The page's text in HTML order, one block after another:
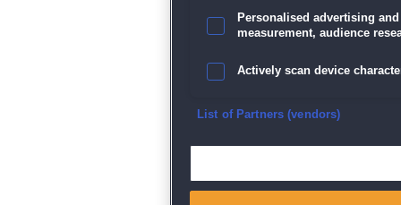
Personalised advertising
measurement, audience
Actively scan device
Ensure security, prevent
List of Partners (vendors)